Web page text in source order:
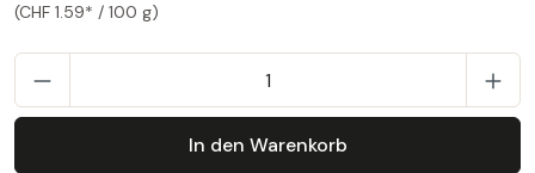
(CHF 1.59* / 100 g)
In den Warenkorb